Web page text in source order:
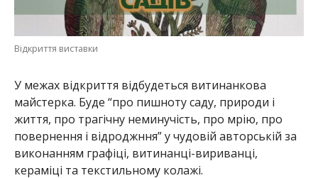
Відкриття виставки
У межах відкриття відбудеться витинанкова
майстерка. Буде “про пишноту саду, природи і
життя, про трагічну неминучість, про мрію, про
повернення і відроджння” у чудовій авторській за
виконанням графіці, витинанці-вириванці,
кераміці та текстильному колажі.